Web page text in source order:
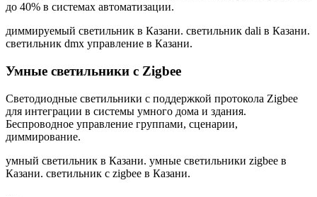
до 40% в системах автоматизации.
диммируемый светильник в Казани. светильник dali в Казани.
светильник dmx управление в Казани.
Умные светильники с Zigbee
Светодиодные светильники с поддержкой протокола Zigbee
для интеграции в системы умного дома и здания.
Беспроводное управление группами, сценарии,
диммирование.
умный светильник в Казани. умные светильники zigbee в
Казани. светильник с zigbee в Казани.